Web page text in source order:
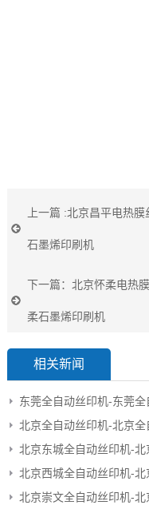
上一篇 :北京昌平电热
石墨烯印刷机
下一篇： 北京怀柔电热
柔石墨烯印刷机
相关新闻
东莞全自动丝印机-东莞全
北京全自动丝印机-北京全
北京东城全自动丝印机-北
北京西城全自动丝印机-北
北京崇文全自动丝印机-北